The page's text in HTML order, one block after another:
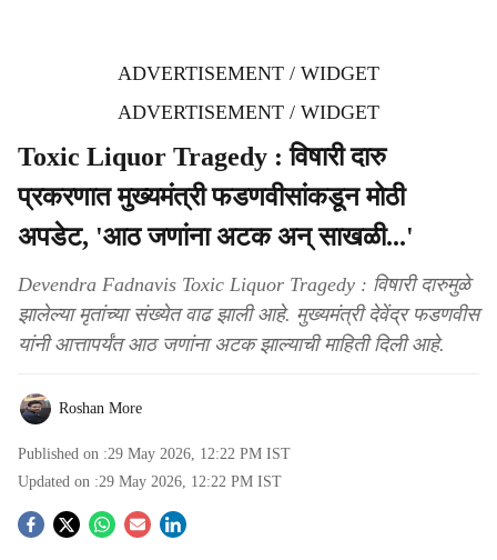
ADVERTISEMENT / WIDGET
ADVERTISEMENT / WIDGET
Toxic Liquor Tragedy : विषारी दारु
प्रकरणात मुख्यमंत्री फडणवीसांकडून मोठी
अपडेट, 'आठ जणांना अटक अन् साखळी...'
Devendra Fadnavis Toxic Liquor Tragedy : विषारी दारुमुळे
झालेल्या मृतांच्या संख्येत वाढ झाली आहे. मुख्यमंत्री देवेंद्र फडणवीस
यांनी आत्तापर्यंत आठ जणांना अटक झाल्याची माहिती दिली आहे.
Roshan More
Published on :29 May 2026, 12:22 PM IST
Updated on :29 May 2026, 12:22 PM IST
S